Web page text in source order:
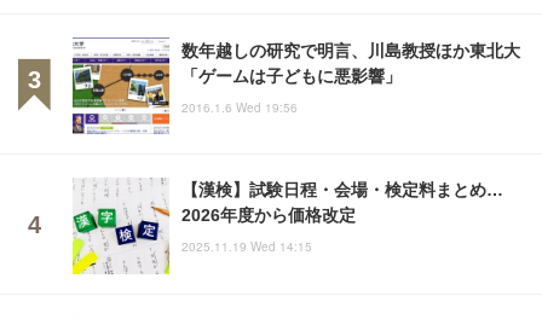
数年越しの研究で明言、川島教授ほか東北大
「ゲームは子どもに悪影響」
2016.1.6 Wed 19:56
【漢検】試験日程・会場・検定料まとめ…
2026年度から価格改定
2025.11.19 Wed 14:15